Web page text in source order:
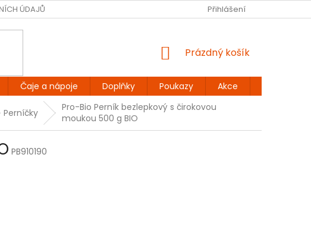
ÚDAJŮ KONTAKT DOPRAVA A PLATBA
Přihlášení
NÁKUPNÍ
Prázdný košík
Čaje a nápoje Doplňky Poukazy Akce
Perníčky
Pro-Bio Perník bezlepkový s čirokovou
moukou 500 g BIO
PB910190